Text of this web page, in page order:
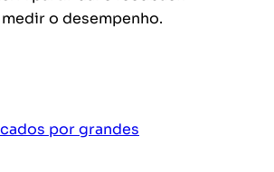
o desempenho.
por grandes